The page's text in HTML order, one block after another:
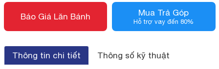
Báo Giá Lăn Bánh Mua Trả Góp
Hỗ trợ vay đến 80%
Thông tin chi tiết
Thông số kỹ thuật